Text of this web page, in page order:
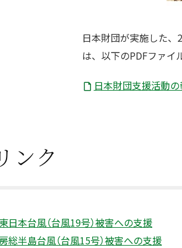
日本財団が実施した
は、以下のPDFファイ
日本財団支援活動の
ンク
日本台風（台風19号）被害への支援
総半島台風（台風15号）被害への支援